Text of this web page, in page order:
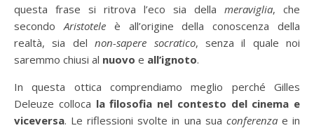
questa frase si ritrova l’eco sia della meraviglia, che
secondoAristoteleè all’origine della conoscenza della
realtà, sia delnon-sapere socratico, senza il quale noi
saremmo chiusi al nuovo e all’ignoto.
In questa ottica comprendiamo meglio perché Gilles
Deleuze colloca la filosofia nel contesto del cinema e
viceversa. Le riflessioni svolte in una sua conferenzae in